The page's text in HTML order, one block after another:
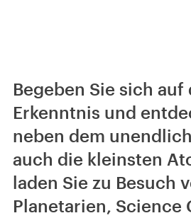
Begeben Sie sich auf
Erkenntnis und
neben dem
auch die kleinsten
laden Sie zu Besuch
Planetarien, Science